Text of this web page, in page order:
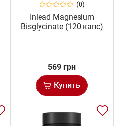
(0)
Inlead Magnesium
Bisglycinate (120 капс)
569 грн
Купить